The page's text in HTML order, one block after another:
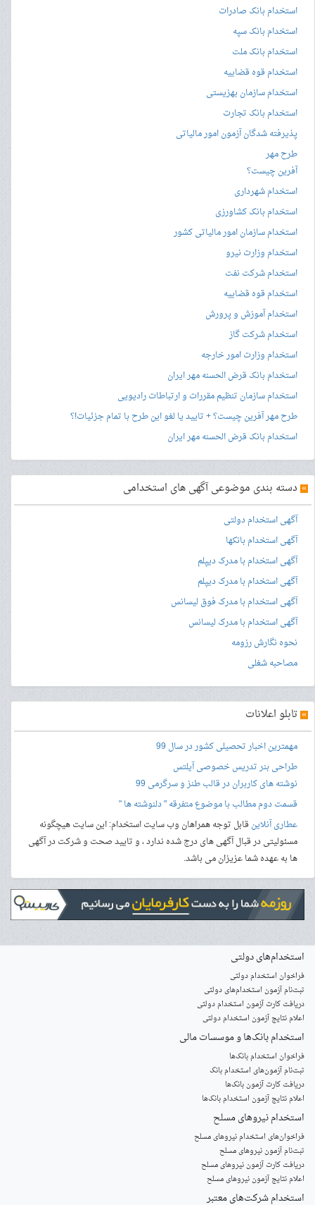
استخدام بانک صادرات
استخدام بانک سپه
استخدام بانک ملت
استخدام قوه قضاییه
استخدام سازمان بهزیستی
استخدام بانک تجارت
پذیرفته شدگان آزمون امور مالیاتی
طرح مهر
آفرین چیست؟
استخدام شهرداری
استخدام بانک کشاورزی
استخدام سازمان امور مالیاتی کشور
استخدام وزارت نیرو
استخدام شرکت نفت
استخدام قوه قضاییه
استخدام آموزش و پرورش
استخدام شرکت گاز
استخدام وزارت امور خارجه
استخدام بانک قرض الحسنه مهر ایران
استخدام سازمان تنظیم مقررات و ارتباطات رادیویی
طرح مهر آفرین چیست؟ + تایید یا لغو این طرح با تمام جزئیات!؟
استخدام بانک قرض الحسنه مهر ایران
» دسته بندی موضوعی آگهی های استخدامی
آگهی استخدام دولتی
آگهی استخدام بانکها
آگهی استخدام با مدرک دیپلم
آگهی استخدام با مدرک دیپلم
آگهی استخدام با مدرک فوق لیسانس
آگهی استخدام با مدرک لیسانس
نحوه نگارش رزومه
مصاحبه شغلی
» تابلو اعلانات
مهمترین اخبار تحصیلی کشور در سال 99
طراحی بنرتدریس خصوصی آیلتس
نوشته های کاربران در قالب طنز و سرگرمی 99
قسمت دوم مطالب با موضوع متفرقه " دلنوشته ها "
عطاری آنلاینقابل توجه همراهان وب سایت استخدام: این سایت هیچگونه
مسئولیتی در قبال آگهی های درج شده ندارد ، و تایید صحت و شرکت در آگهی
ها به عهده شما عزیزان می باشد.
استخدام‌های دولتی
فراخوان استخدام دولتی
ثبت‌نام آزمون‌ استخدام‌های دولتی
دریافت کارت آزمون استخدام دولتی
اعلام نتایج آزمون استخدام دولتی
استخدام‌ بانک‌ها و موسسات مالی
فراخوان استخدام بانک‌ها
‌ثبت‌نام آزمون‌های استخدام بانک
دریافت کارت آزمون بانک‌ها
اعلام نتایج آزمون استخدام بانک‌ها
استخدام‌ نیروهای مسلح
‌فراخوان‌های استخدام‌ نیروهای مسلح
ثبت‌نام آزمون نیروهای مسلح
دریافت کارت آزمون نیروهای مسلح
اعلام نتایج آزمون نیروهای مسلح
استخدام‌ شرکت‌های معتبر